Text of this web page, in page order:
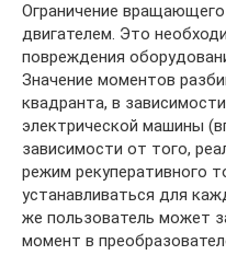
Ограничение
двигателем. Это
повреждения
Значение моментов
квадранта, в
электрической машины
зависимости от того,
режим рекуперативного
устанавливаться для
же пользователь может
момент в